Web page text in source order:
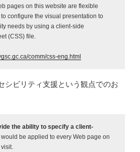
pages on this website are flexible
configure the visual presentation to
needs by using a client-side
(CSS) file.
comm/css-eng.html
シビリティ支援という観点でのお
the ability to specify a client-
be applied to every Web page on